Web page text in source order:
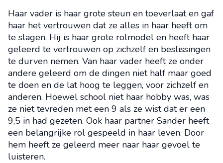
Haar vader is haar grote steun en toeverlaat en gaf
haar het vertrouwen dat ze alles in haar heeft om
te slagen. Hij is haar grote rolmodel en heeft haar
geleerd te vertrouwen op zichzelf en beslissingen
te durven nemen. Van haar vader heeft ze onder
andere geleerd om de dingen niet half maar goed
te doen en de lat hoog te leggen, voor zichzelf en
anderen. Hoewel school niet haar hobby was, was
ze niet tevreden met een 9 als ze wist dat er een
9,5 in had gezeten. Ook haar partner Sander heeft
een belangrijke rol gespeeld in haar leven. Door
hem heeft ze geleerd meer naar haar gevoel te
luisteren.